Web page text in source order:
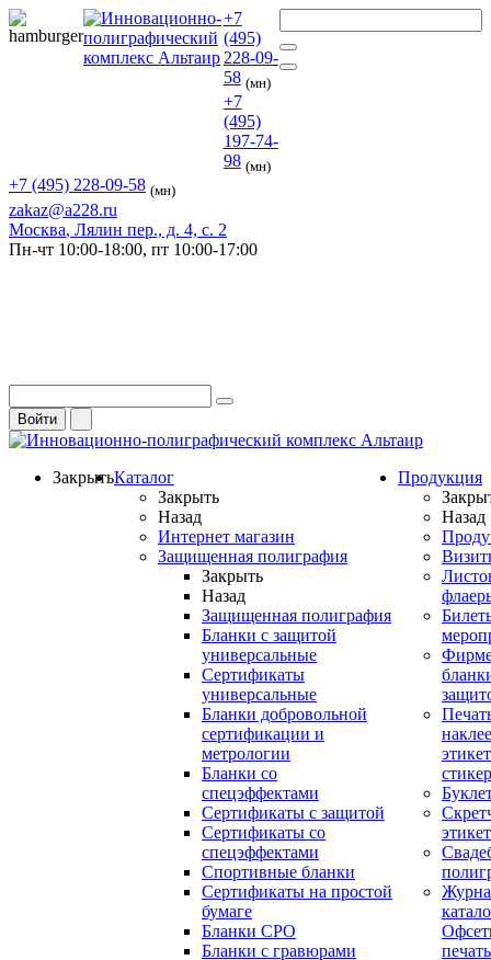
+7
(495)
228-09-
58 (мн)
+7
(495)
197-74-
98 (мн)
+7 (495) 228-09-58 (мн)
zakaz@a228.ru
Москва, Лялин пер., д. 4, с. 2
Пн-чт 10:00-18:00, пт 10:00-17:00
Войти
ЗакрытьКаталог
Закрыть
Назад
Интернет магазин
Защищенная полиграфия
Закрыть
Назад
Защищенная полиграфия
Бланки с защитой
универсальные
Сертификаты
универсальные
Бланки добровольной
сертификации и
метрологии
Бланки со
спецэффектами
Сертификаты с защитой
Сертификаты со
спецэффектами
Спортивные бланки
Cертификаты на простой
бумаге
Бланки СРО
Бланки с гравюрами
Продукция
Назад
печать